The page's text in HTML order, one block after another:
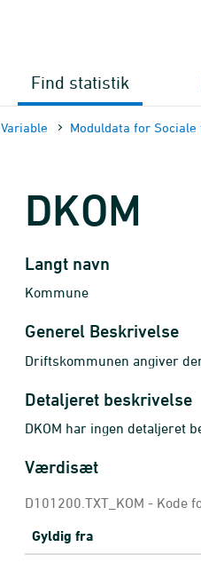
Find statistik
Variable Moduldata for
DKOM
Langt navn
Kommune
Generel Beskrivelse
Driftskommunen angiver
Detaljeret beskrivelse
DKOM har ingen detaljeret
Værdisæt
D101200.TXT_KOM - Kode
Gyldig fra